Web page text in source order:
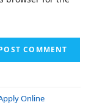
Online